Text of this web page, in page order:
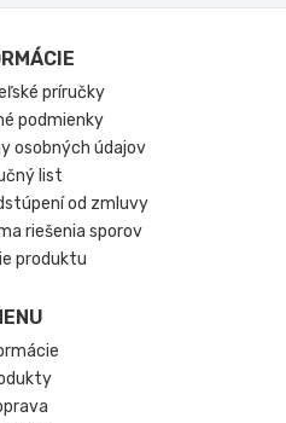
príručky
podmienky
osobných údajov
list
od zmluvy
riešenia sporov
produktu